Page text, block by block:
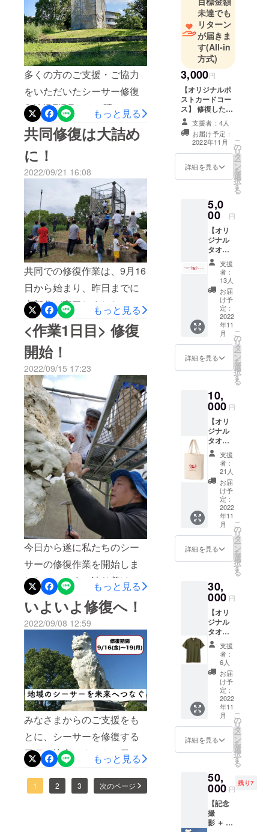
にもかかわらず、多くの方
にご参加いただきましたこ
とに感謝申し上げます。
「あさかで祭り」にご出席
いただいた金城先生リター
ン発送のご報告この度、私
たちのシーサーを修復し、
無事にお披露目できたの
は、ひとえに皆さまからの
ご支援あってのものです。
皆さまへの感謝の気持ちを
込めて、本日よりお申し込
みいただいていたリターン
（返礼品）を順次お送りし
ております。到着をどうぞ
お楽しみにしておいてくだ
さい！そして、私たちの
シーサーにぜひ会いにきて
ください。本当にありがと
うございました。地域の守
り神として未来に受け継い
でいきます
多くの方のご支援・ご協力
をいただいたシーサー修復
CAMPFIREでは、延べ47名
の方から638,000円のご支援
をいただき、9月16日からの
共同修復作業では、延べ100
名を超える方からご協力を
いただきました。ここまで
のご支援・ご協力をいただ
き、本当にありがとうござ
いました！いよいよお披露
目！金城先生や皆さまとの
共同作業により、私たちの
シーサーは見違えるほどの
姿になりました。皆さまへ
の感謝を込めて、私たちの
地域のお祭り「あさかで祭
り」にてお披露目したいと
思います！このお祭りで
は、シーサーのお披露目以
外にも、私たちの地域や沖
縄に関連したステージプロ
グラムや、多くのお店の出
店も予定しています。ご都
合がつく方は、ぜひご参加
ください！「あさかで祭
り」の概要・日時：2022年
10月9日（日曜日）11時か
ら13時30分まで・場所：大
阪市浅香中央公園（大阪市
住吉区浅香1丁目6番）※お店
のスタートは、11時40分か
ら。※雨天中止です。※発熱
されている場合や体調がす
ぐれない場合には、ご参加
をご遠慮いただきますよう
にお願いします。・ステー
ジプログラム11時00分か
ら あさか太鼓教室・浅香
太鼓集団「獅子」和太鼓演
奏11時30分から 浅香中央
公園シーサー製作者 彫刻家
金城実様 紹介11時40分か
ら 沖縄音楽「三線おじさ
もっと見る
共同修復は大詰め
に！
2022/09/21 16:08
共同での修復作業は、9月16
日から始まり、昨日までに
大部分が完了しました！新
たな素材を練り込む様子時
には火の粉に耐えながら微
調整共同で全体を塗り固め
る様子特に17日（土）〜19
日（月・祝）の３連休の間
には、子どもから高齢者ま
での地域住民、近隣小中学
校の先生・児童生徒、人権
啓発活動に関わる方々、連
携団体の方々など幅広くご
協力くださり、その数は延
べ104人にも達しました！み
なさまのご協力により、
シーサーは見違えるほど立
派なものとなりました！本
日は作業最終日。金城先生
に最後の仕上げをしていた
だいています。シーサーの
表情を整える金城先生完成
した姿は後日ご報告します
ので、お楽しみに！
もっと見る
<作業1日目> 修復
開始！
2022/09/15 17:23
今日から遂に私たちのシー
サーの修復作業を開始しま
した！ここまで辿り着けた
のは、ひとえに皆さまから
の温かいご支援のおかげで
す。本当にありがとうござ
います。さて、作業１日目
の今日は、まずシーサーの
構造の状態を確認するとこ
ろから始めました。金城先
生にご確認いただいたとこ
ろ、シーサーの骨組みは
しっかりしており、基礎部
分については修繕の必要が
ないことがわかりました。
もっと見る
いよいよ修復へ！
2022/09/08 12:59
みなさまからのご支援をも
とに、シーサーを修復する
日程が決定しました！日
程：９月16日（金）〜19日
（月）時間：10時〜17時
もっと見る
1 2 3 次のページ
未達でも
リターン
が届きま
す(All-in
方式)
3,000円
【オリジナルポ
ストカードコー
ス】 修復した
シーサーの姿を
写したポスト
カードをお送り
します！お礼の
手紙もお届けし
ます。 <詳細>
ン：修復した
シーサーの姿を
写したもの（予
支援者：4人
お届け予定：
2022年11月
詳細を見る
こ
の
リ
タ
ー
ン
を
選
択
す
る
5,0
00 円
【オリ
ジナル
タオル
コー
ス】 浅
香の
シー
サーの
イラス
トが
入った
オリジ
ナルタ
オルを
お送り
しま
礼の手
紙もお
届けし
ます <
詳細>
・ジャ
ンル：
フェイ
スタオ
ル ・サ
イズ&数
量：約
34×84c
m １点
・デザ
イン：
浅香の
ト入り
＊写真
はイ
メージ
です。
若干の
変更の
可能性
があり
ます。
支援
者：
13人
お届
け予
定：
2022
年11
月
詳細を見る
こ
の
リ
タ
ー
ン
を
選
択
す
る
10,
000 円
【オリ
ジナル
タオル
＆トー
トバッ
グコー
ス】 浅
香の
シー
サーの
イラス
トが
入った
オリジ
ナルタ
オルに
て、オ
リジナ
ルトー
トバッ
グを
セット
にした
ものを
お送り
しま
す！お
礼の手
紙もお
届けし
ます <
詳細>
・セッ
ルタオ
ル１点
＆トー
トバッ
グ１点
・トー
支援
者：
21人
お届
け予
定：
2022
年11
月
詳細を見る
こ
の
リ
タ
ー
ン
を
選
択
す
る
30,
000 円
【オリ
ジナル
タオル
＆トー
トバッ
グ＆T
シャツ
コー
ス】 浅
香の
シー
サーの
イラス
トが
入った
オリジ
オル、
トート
バッグ
に加え
て、オ
リジナ
支援
者：
6人
お届
け予
定：
2022
年11
月
詳細を見る
こ
の
リ
タ
ー
ン
を
選
択
す
る
50,
000 円
残り7
【記念
撮
影 ＋ オ